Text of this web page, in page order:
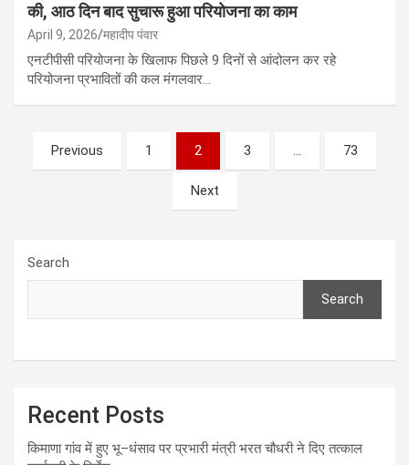
की, आठ दिन बाद सुचारू हुआ परियोजना का काम
April 9, 2026 महादीप पंवार
एनटीपीसी परियोजना के खिलाफ पिछले 9 दिनों से आंदोलन कर रहे
परियोजना प्रभावितों की कल मंगलवार…
Posts
pagination
Previous 1 2 3 73
Next
Search
Search
Recent Posts
किमाणा गांव में हुए भू–धंसाव पर प्रभारी मंत्री भरत चौधरी ने दिए तत्काल